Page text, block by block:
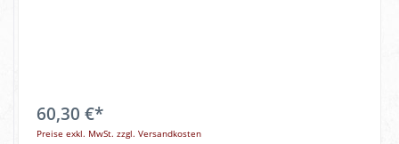
60,30 €*
Preise exkl. MwSt. zzgl. Versandkosten